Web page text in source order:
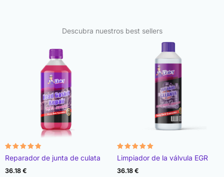
Descubra nuestros best sellers
Valorado
con
4.78
de 5
Reparador de junta de culata
36.18 €
Valorado
con
4.93
de 5
Limpiador de la válvula EGR
36.18 €